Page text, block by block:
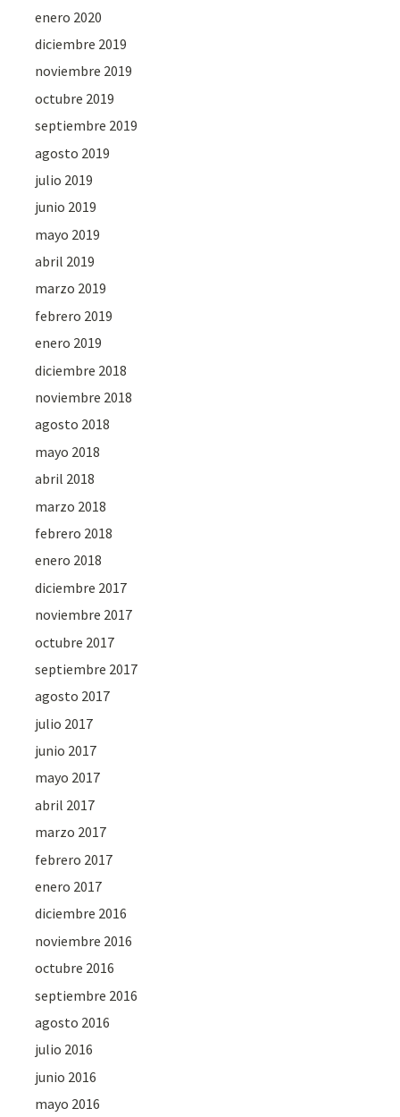
enero 2020
diciembre 2019
noviembre 2019
octubre 2019
septiembre 2019
agosto 2019
julio 2019
junio 2019
mayo 2019
abril 2019
marzo 2019
febrero 2019
enero 2019
diciembre 2018
noviembre 2018
agosto 2018
mayo 2018
abril 2018
marzo 2018
febrero 2018
enero 2018
diciembre 2017
noviembre 2017
octubre 2017
septiembre 2017
agosto 2017
julio 2017
junio 2017
mayo 2017
abril 2017
marzo 2017
febrero 2017
enero 2017
diciembre 2016
noviembre 2016
octubre 2016
septiembre 2016
agosto 2016
julio 2016
junio 2016
mayo 2016